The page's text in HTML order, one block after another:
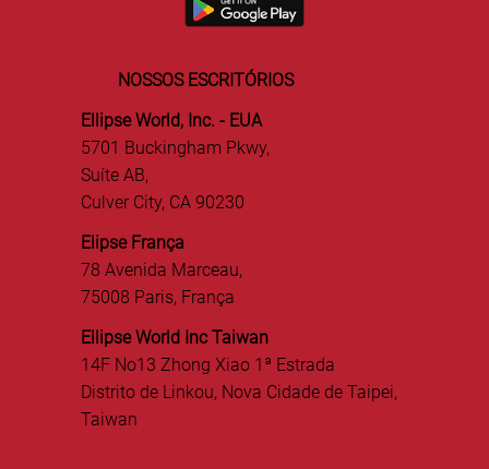
NOSSOS ESCRITÓRIOS
Ellipse World, Inc. - EUA
5701 Buckingham Pkwy,
Suíte AB,
Culver City, CA 90230
Elipse França
78 Avenida Marceau,
75008 Paris, França
Ellipse World Inc Taiwan
14F No13 Zhong Xiao 1ª Estrada
Distrito de Linkou, Nova Cidade de Taipei,
Taiwan